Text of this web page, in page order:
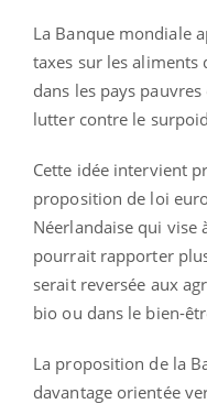
La Banque mondiale
taxes sur les aliments
dans les pays
lutter contre le
Cette idée intervient
proposition de loi
Néerlandaise qui vise
pourrait rapporter
serait reversée aux
bio ou dans le bien-
La proposition de la
davantage orientée